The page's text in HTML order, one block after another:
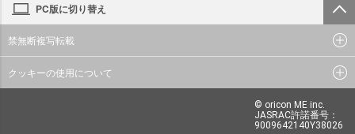
PC版に切り替え
禁無断複写転載
クッキーの使用について
© oricon ME inc.
JASRAC許諾番号：
9009642140Y38026